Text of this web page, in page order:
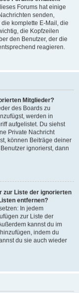
Forums hat einige
senden,
komplette E-Mail, die
die Kopfzeilen
den Benutzer, der die
reagieren.
Mitglieder?
des Boards zu
werden in
aufgelistet. Du siehst
Private Nachricht
können Beiträge deiner
ignorierst, dann
zur Liste der ignorierten
entfernen?
In jedem
zur Liste der
kannst du im
indem du
du sie auch wieder